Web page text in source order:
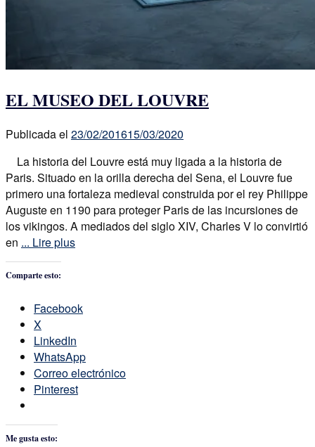
EL MUSEO DEL LOUVRE
Publicada el 23/02/201615/03/2020
La historia del Louvre está muy ligada a la historia de
Paris. Situado en la orilla derecha del Sena, el Louvre fue
primero una fortaleza medieval construida por el rey Philippe
Auguste en 1190 para proteger Paris de las incursiones de
los vikingos. A mediados del siglo XIV, Charles V lo convirtió
en ... Lire plus
Comparte esto:
Facebook
X
LinkedIn
WhatsApp
Correo electrónico
Pinterest
Me gusta esto: